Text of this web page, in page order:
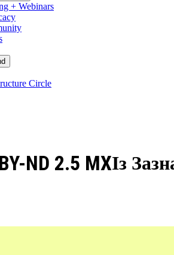
+ Webinars
Circle
Із
ND 2.5 MX